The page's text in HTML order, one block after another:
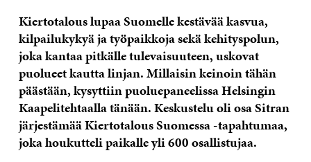
Kiertotalous lupaa Suomelle kestävää kasvua,
kilpailukykyä ja työpaikkoja sekä kehityspolun,
joka kantaa pitkälle tulevaisuuteen, uskovat
puolueet kautta linjan. Millaisin keinoin tähän
päästään, kysyttiin puoluepaneelissa Helsingin
Kaapelitehtaalla tänään. Keskustelu oli osa Sitran
järjestämää Kiertotalous Suomessa -tapahtumaa,
joka houkutteli paikalle yli 600 osallistujaa.